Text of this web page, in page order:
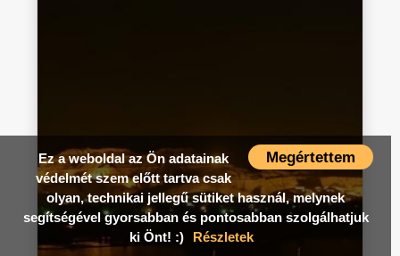
Megértettem
Ez a weboldal az Ön adatainak
védelmét szem előtt tartva csak
olyan, technikai jellegű sütiket használ, melynek
segítségével gyorsabban és pontosabban szolgálhatjuk
ki Önt! :)
Részletek